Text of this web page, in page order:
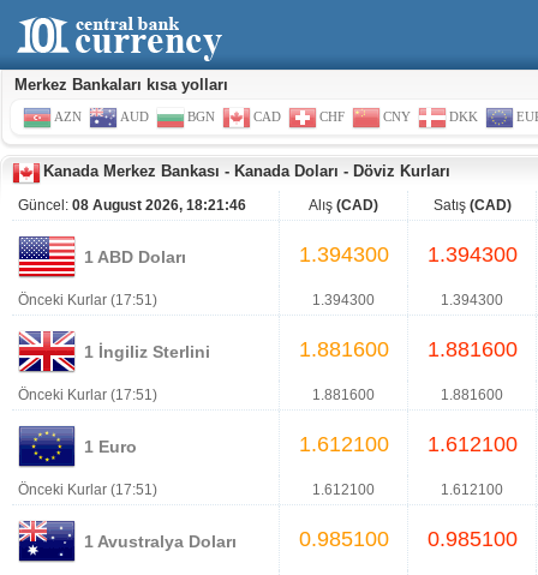
Merkez Bankaları kısa yolları
AZN AUD BGN CAD CHF CNY DKK
Kanada Merkez Bankası - Kanada Doları - Döviz Kurları
Güncel: 08 August 2026, 18:21:46 Alış (CAD) Satış (CAD)
1 ABD Doları 1.394300 1.394300
Önceki Kurlar (17:51) 1.394300 1.394300
1 İngiliz Sterlini 1.881600 1.881600
Önceki Kurlar (17:51) 1.881600 1.881600
1 Euro 1.612100 1.612100
Önceki Kurlar (17:51) 1.612100 1.612100
1 Avustralya Doları 0.985100 0.985100